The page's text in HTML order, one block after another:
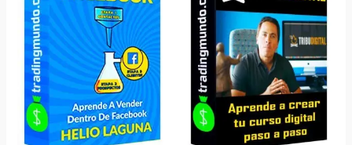
$4.00.
$497.00.$9.00.